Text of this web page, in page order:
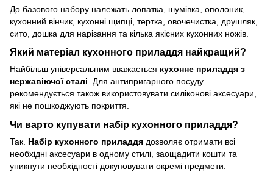
До базового набору належать лопатка, шумівка, ополоник,
кухонний вінчик, кухонні щипці, тертка, овочечистка, друшляк,
сито, дошка для нарізання та кілька якісних кухонних ножів.
Який матеріал кухонного приладдя найкращий?
Найбільш універсальним вважається кухонне приладдя з
нержавіючої сталі. Для антипригарного посуду
рекомендується також використовувати силіконові аксесуари,
які не пошкоджують покриття.
Чи варто купувати набір кухонного приладдя?
Так. Набір кухонного приладдя дозволяє отримати всі
необхідні аксесуари в одному стилі, заощадити кошти та
уникнути необхідності докуповувати окремі предмети.